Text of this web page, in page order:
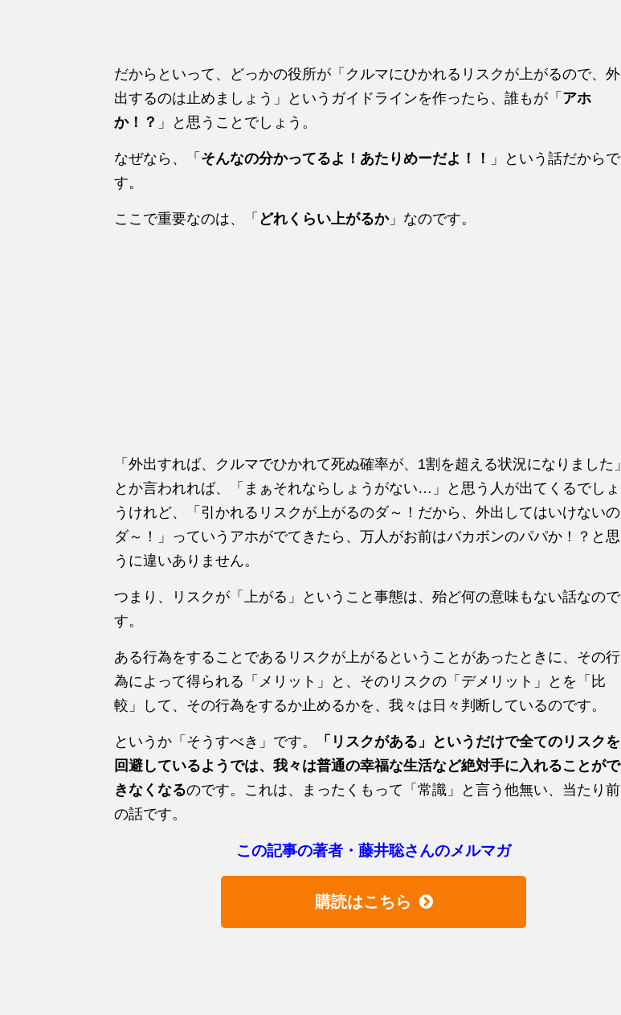
だからといって、どっかの役所が「クルマにひかれるリスクが上がるので、外
出するのは止めましょう」というガイドラインを作ったら、誰もが「 アホ
か！？ 」と思うことでしょう。
なぜなら、「 そんなの分かってるよ！あたりめーだよ！！
」という話だからで
す。
ここで重要なのは、「 どれくらい上がるか」なのです。
「外出すれば、クルマでひかれて死ぬ確率が、1割を超える状況になりました」
とか言われれば、「まぁそれならしょうがない…」と思う人が出てくるでしょ
うけれど、「引かれるリスクが上がるのダ～！だから、外出してはいけないの
ダ～！」っていうアホがでてきたら、万人がお前はバカボンのパパか！？と思
うに違いありません。
つまり、リスクが「上がる」ということ事態は、殆ど何の意味もない話なので
す。
ある行為をすることであるリスクが上がるということがあったときに、その行
為によって得られる「メリット」と、そのリスクの「デメリット」とを「比
較」して、その行為をするか止めるかを、我々は日々判断しているのです。
というか「そうすべき」です。
「リスクがある」というだけで全てのリスクを
回避しているようでは、我々は普通の幸福な生活など絶対手に入れることがで
きなくなるのです。これは、まったくもって「常識」と言う他無い、当たり前
の話です。
この記事の著者・藤井聡さんのメルマガ
購読はこちら